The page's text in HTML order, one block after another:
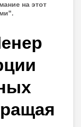
на этот